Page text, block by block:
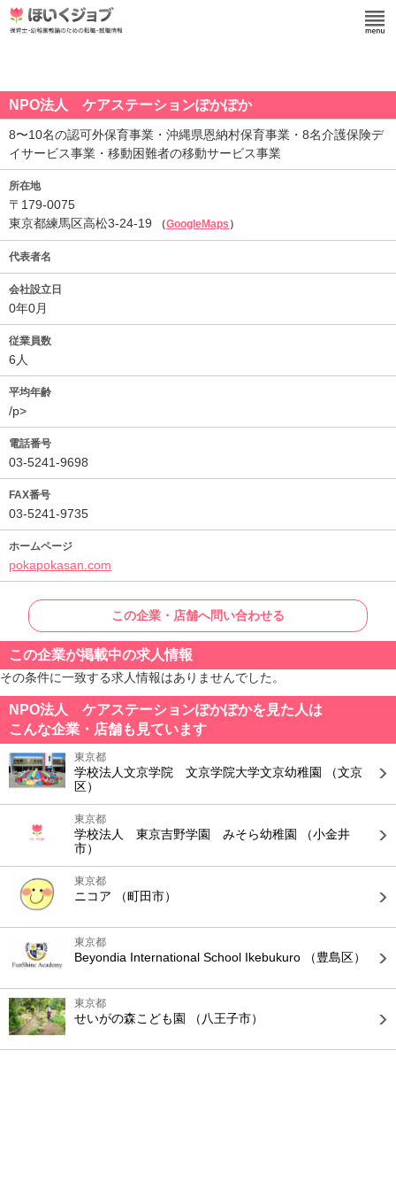
NPO法人 ケアステーションぽかぽか
8〜10名の認可外保育事業・沖縄県恩納村保育事業・8名介護保険デ
イサービス事業・移動困難者の移動サービス事業
所在地
〒179-0075
東京都練馬区高松3-24-19
（GoogleMaps ）
代表者名
会社設立日
0年0月
従業員数
6人
平均年齢
/p>
電話番号
03-5241-9698
FAX番号
03-5241-9735
ホームページ
pokapokasan.com
この企業・店舗へ問い合わせる
この企業が掲載中の求人情報
その条件に一致する求人情報はありませんでした。
NPO法人 ケアステーションぽかぽかを見た人は
こんな企業・店舗も見ています
東京都
学校法人文京学院 文京学院大学文京幼稚園
（文京
区）
東京都
学校法人 東京吉野学園 みそら幼稚園
（小金井
市）
東京都
ニコア （町田市）
東京都
Beyondia International School Ikebukuro （豊島区）
東京都
せいがの森こども園 （八王子市）